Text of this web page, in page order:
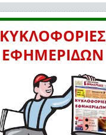
ΚΥΚΛΟΦΟΡΙΕΣ
ΕΦΗΜΕΡΙΔΩΝ